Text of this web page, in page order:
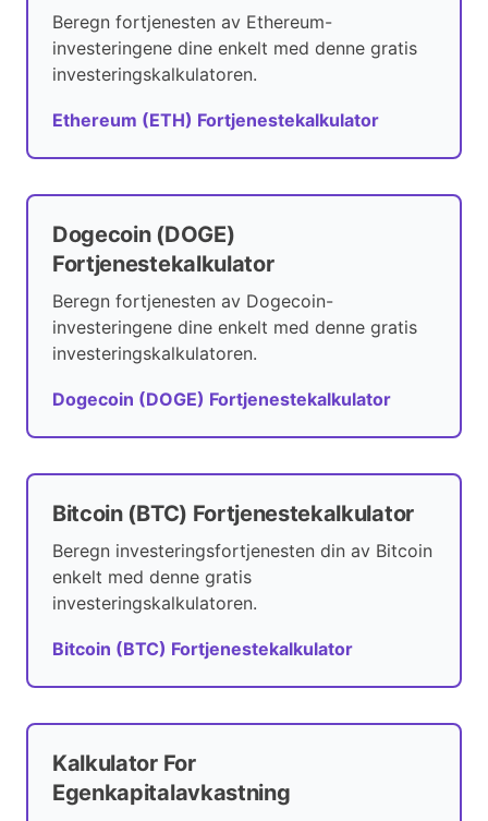
Beregn fortjenesten av Ethereum-
investeringene dine enkelt med denne gratis
investeringskalkulatoren.
Ethereum (ETH) Fortjenestekalkulator
Dogecoin (DOGE)
Fortjenestekalkulator
Beregn fortjenesten av Dogecoin-
investeringene dine enkelt med denne gratis
investeringskalkulatoren.
Dogecoin (DOGE) Fortjenestekalkulator
Bitcoin (BTC) Fortjenestekalkulator
Beregn investeringsfortjenesten din av Bitcoin
enkelt med denne gratis
investeringskalkulatoren.
Bitcoin (BTC) Fortjenestekalkulator
Kalkulator For
Egenkapitalavkastning